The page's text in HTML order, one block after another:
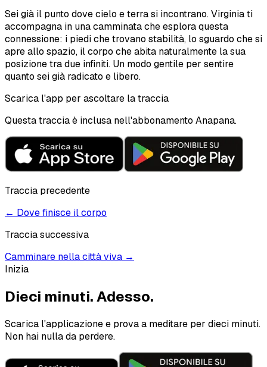
Sei già il punto dove cielo e terra si incontrano. Virginia ti
accompagna in una camminata che esplora questa
connessione: i piedi che trovano stabilità, lo sguardo che si
apre allo spazio, il corpo che abita naturalmente la sua
posizione tra due infiniti. Un modo gentile per sentire
quanto sei già radicato e libero.
Scarica l'app per ascoltare la traccia
Questa traccia è inclusa nell'abbonamento Anapana.
Traccia precedente
← Dove finisce il corpo
Traccia successiva
Camminare nella città viva →
Inizia
Dieci minuti.Adesso.
Scarica l'applicazione e prova a meditare per dieci minuti.
Non hai nulla da perdere.